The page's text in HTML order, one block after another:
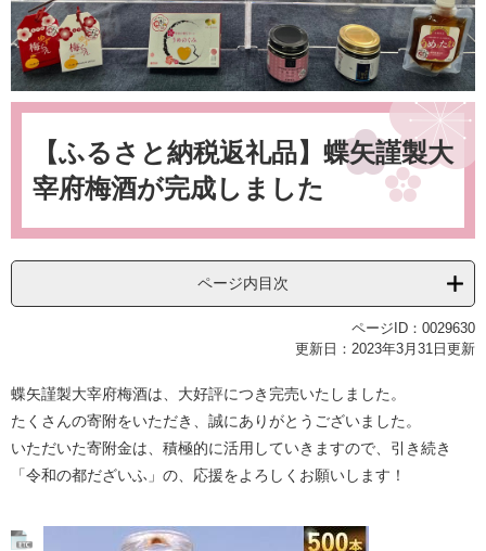
本
【ふるさと納税返礼品】蝶矢謹製大
宰府梅酒が完成しました
ページ内目次
ページID：0029630
更新日：2023年3月31日更新
蝶矢謹製大宰府梅酒は、大好評につき完売いたしました。
たくさんの寄附をいただき、誠にありがとうございました。
いただいた寄附金は、積極的に活用していきますので、引き続き
「令和の都だざいふ」の、応援をよろしくお願いします！